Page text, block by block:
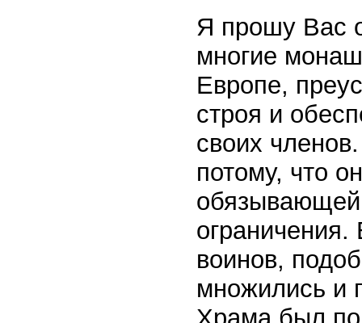
Я прошу Вас
многие
Европе,
строя и
своих
потому, что
воинов,
множились и